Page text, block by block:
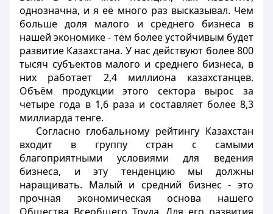
однозначна, и я её много раз высказывал. Чем
больше доля малого и среднего бизнеса в
нашей экономике - тем более устойчивым будет
развитие Казахстана. У нас действуют более 800
тысяч субъектов малого и среднего бизнеса, в
них работает 2,4 миллиона казахстанцев.
Объём продукции этого сектора вырос за
четыре года в 1,6 раза и составляет более 8,3
миллиарда тенге.
Согласно глобальному рейтингу Казахстан
входит в группу стран с самыми
благоприятными условиями для ведения
бизнеса, и эту тенденцию мы должны
наращивать. Малый и средний бизнес - это
прочная экономическая основа нашего